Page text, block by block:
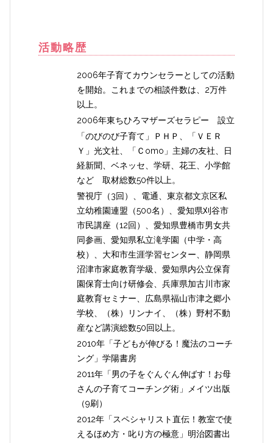
活動略歴
2006年子育てカウンセラーとしての活動
を開始。これまでの相談件数は、2万件
以上。
2006年東ちひろマザーズセラピー 設立
「のびのび子育て」ＰＨＰ、「ＶＥＲ
Ｙ」光文社、「Ｃomo」主婦の友社、日
経新聞、ベネッセ、学研、花王、小学館
など 取材総数50件以上。
警視庁（3回）、電通、東京都文京区私
立幼稚園連盟（500名）、愛知県刈谷市
市民講座（12回）、愛知県豊橋市男女共
同参画、愛知県私立滝学園（中学・高
校）、大和市生涯学習センター、静岡県
沼津市家庭教育学級、愛知県内公立保育
園保育士向け研修会、兵庫県加古川市家
庭教育セミナー、広島県福山市津之郷小
学校、（株）リンナイ、（株）野村不動
産など講演総数50回以上。
2010年「子どもが伸びる！魔法のコーチ
ング」学陽書房
2011年「男の子をぐんぐん伸ばす！お母
さんの子育てコーチング術」メイツ出版
（9刷）
2012年「スペシャリスト直伝！教室で使
えるほめ方・叱り方の極意」明治図書出